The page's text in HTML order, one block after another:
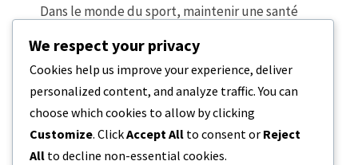
Dans le monde du sport, maintenir une santé
paraît. Malgré tout le soin…
3 MINUTES DE LECTURE 30 AVRIL 2023
We respect your privacy
Cookies help us improve your experience, deliver
personalized content, and analyze traffic. You can
choose which cookies to allow by clicking
Customize. ClickAccept All to consent or Reject
All to decline non-essential cookies.